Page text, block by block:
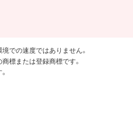
での速度ではありません。
標または登録商標です。